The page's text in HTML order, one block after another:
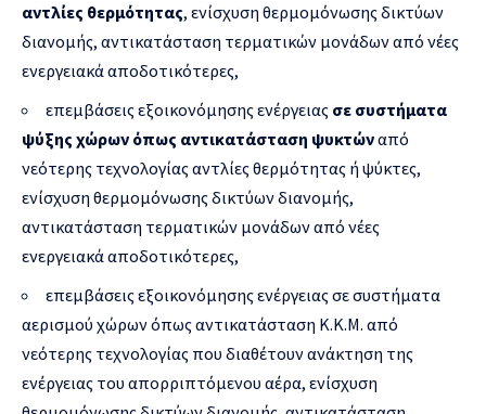
αντλίες θερμότητας, ενίσχυση θερμομόνωσης δικτύων
διανομής, αντικατάσταση τερματικών μονάδων από νέες
ενεργειακά αποδοτικότερες,
επεμβάσεις εξοικονόμησης ενέργειας σε συστήματα
ψύξης χώρων όπως αντικατάσταση ψυκτώναπό
νεότερης τεχνολογίας αντλίες θερμότητας ή ψύκτες,
ενίσχυση θερμομόνωσης δικτύων διανομής,
αντικατάσταση τερματικών μονάδων από νέες
ενεργειακά αποδοτικότερες,
επεμβάσεις εξοικονόμησης ενέργειας σε συστήματα
αερισμού χώρων όπως αντικατάσταση Κ.Κ.Μ. από
νεότερης τεχνολογίας που διαθέτουν ανάκτηση της
ενέργειας του απορριπτόμενου αέρα, ενίσχυση